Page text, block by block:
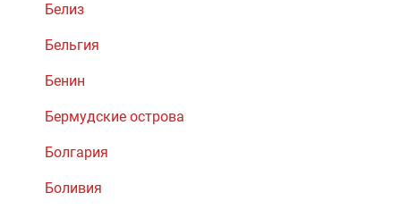
Белиз
Бельгия
Бенин
Бермудские острова
Болгария
Боливия